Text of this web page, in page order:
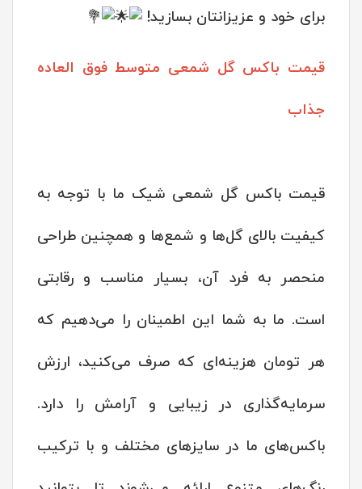
برای خود و عزیزانتان بسازید!
قیمت باکس گل شمعی متوسط فوق العاده
جذاب
قیمت باکس گل شمعی شیک ما با توجه به
کیفیت بالای گل‌ها و شمع‌ها و همچنین طراحی
منحصر به فرد آن، بسیار مناسب و رقابتی
است. ما به شما این اطمینان را می‌دهیم که
هر تومان هزینه‌ای که صرف می‌کنید، ارزش
سرمایه‌گذاری در زیبایی و آرامش را دارد.
باکس‌های ما در سایزهای مختلف و با ترکیب